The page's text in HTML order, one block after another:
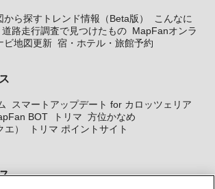
から探すトレンド情報（Beta版）
こんなに
道路走行調査で見つけたもの MapFanオンラ
ビ地図更新 宿・ホテル・旅館予約
スマートアップデート for カロッツェリア
BOT トリマ 方位かなめ
）
トリマ ポイントサイト